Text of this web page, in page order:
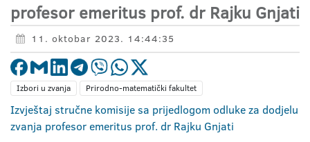
profesor emeritus prof. dr Rajku Gnjati
11. oktobar 2023. 14:44:35
Izbori u zvanja Prirodno-matematički fakultet
Izvještaj stručne komisije sa prijedlogom odluke za dodjelu
zvanja profesor emeritus prof. dr Rajku Gnjati